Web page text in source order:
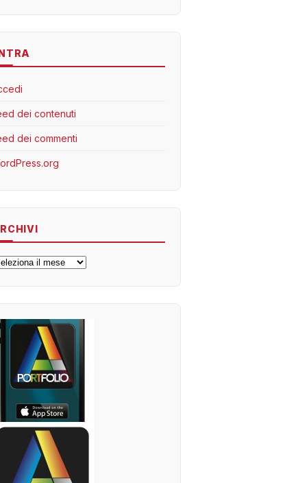
dei contenuti
dei commenti